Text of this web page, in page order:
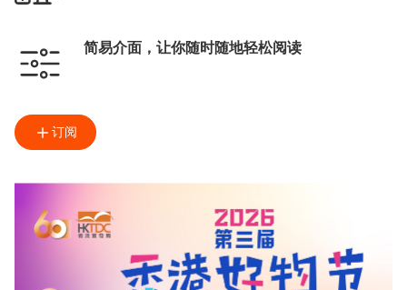
简易介面，让你随时随地轻松阅读
订阅